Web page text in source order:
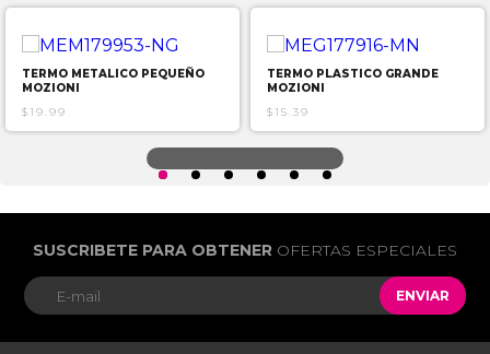
TERMO METALICO PEQUEÑO
MOZIONI
$19.99
TERMO PLASTICO GRANDE
MOZIONI
$15.39
SUSCRIBETE PARA OBTENER OFERTAS ESPECIALES
ENVIAR